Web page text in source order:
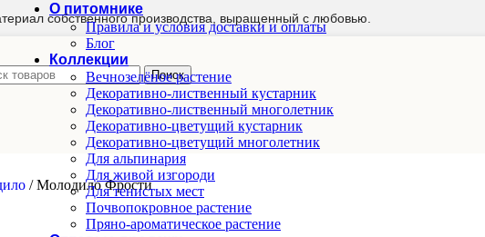
собственного производства, выращенный с любовью.
Поиск
О питомнике
Правила и условия доставки и оплаты
Блог
Коллекции
Вечнозелёное растение
Декоративно-лиственный кустарник
Декоративно-лиственный многолетник
Декоративно-цветущий кустарник
Декоративно-цветущий многолетник
Для альпинария
Для живой изгороди
Для тенистых мест
Почвопокровное растение
Пряно-ароматическое растение
/ Молодило Фрости